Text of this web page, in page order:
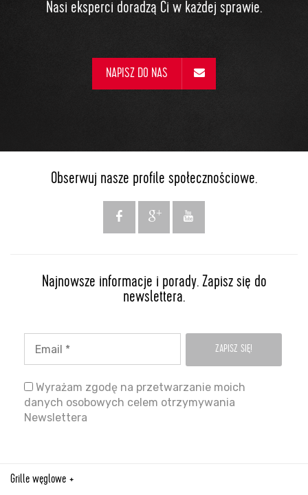
Nasi eksperci doradzą Ci w każdej sprawie.
NAPISZ DO NAS
Obserwuj nasze profile społecznościowe.
Najnowsze informacje i porady. Zapisz się do
newslettera.
Wyrażam zgodę na przetwarzanie moich
danych osobowych celem otrzymywania
Newslettera
Grille węglowe